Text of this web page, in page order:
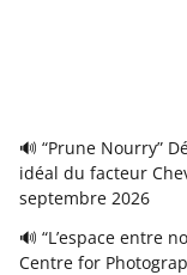
🔊 “Prune Nourry”
idéal du facteur
septembre 2026
🔊 “L’espace entre
Centre for